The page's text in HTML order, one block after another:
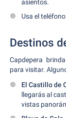
asientos.
Usa el
Destinos
Capdepera
para visitar.
El Castillo de
llegarás al
vistas